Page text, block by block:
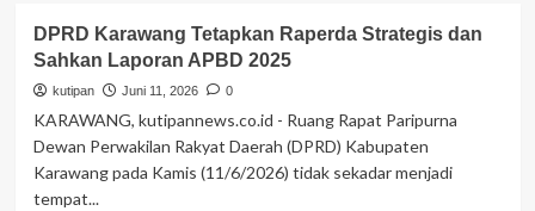
WTP
Ke-
11
Pemkab
Karawang,
DPRD
Pastikan
DPRD Karawang Tetapkan Raperda Strategis dan
Sahkan Laporan APBD 2025
kutipan Juni 11, 2026 0
KARAWANG, kutipannews.co.id - Ruang Rapat Paripurna
Dewan Perwakilan Rakyat Daerah (DPRD) Kabupaten
Karawang pada Kamis (11/6/2026) tidak sekadar menjadi
tempat...